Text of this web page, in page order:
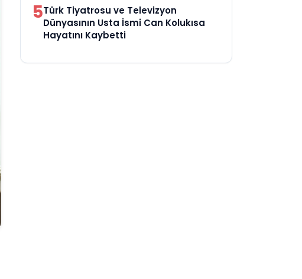
5Türk Tiyatrosu ve Televizyon
Dünyasının Usta İsmi Can Kolukısa
Hayatını Kaybetti